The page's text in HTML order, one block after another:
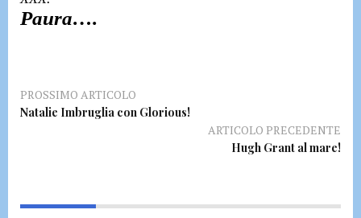
Paura….
PROSSIMO ARTICOLO
Natalie Imbruglia con Glorious!
ARTICOLO PRECEDENTE
Hugh Grant al mare!